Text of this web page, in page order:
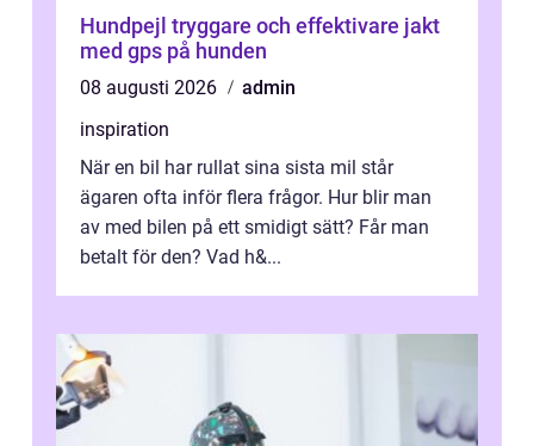
Hundpejl tryggare och effektivare jakt
med gps på hunden
08 augusti 2026
admin
inspiration
När en bil har rullat sina sista mil står
ägaren ofta inför flera frågor. Hur blir man
av med bilen på ett smidigt sätt? Får man
betalt för den? Vad h&...